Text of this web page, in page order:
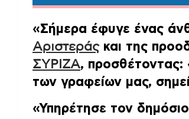
«Σήμερα έφυγε ένας
Αριστεράςκαι της
ΣΥΡΙΖΑ,
των γραφείων μας,
«Υπηρέτησε τον